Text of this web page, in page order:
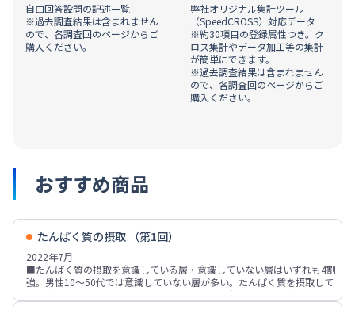
自由回答設問の記述一覧
※過去調査結果は含まれません
ので、各調査回のページからご
購入ください。
弊社オリジナル集計ツール
（SpeedCROSS）対応データ
※約30項目の登録属性つき。ク
ロス集計やデータ加工等の集計
が簡単にできます。
※過去調査結果は含まれません
ので、各調査回のページからご
購入ください。
おすすめ商品
たんぱく質の摂取 （第1回）
2022年7月
■たんぱく質の摂取を意識している層・意識していない層はいずれも4割
強。男性10～50代では意識していない層が多い。たんぱく質を摂取して
いる方だと思う人は約36%で60～70代で高く、摂取している方ではない